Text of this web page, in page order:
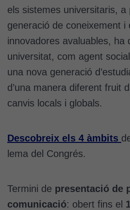
els sistemes universitaris, a
generació de coneixement i
innovadores avaluables, ha
universitat, com agent
una nova generació
d’una manera diferent fruit
canvis locals i globals.
Descobreix els 4 àmbits
lema del Congrés.
Termini de presentació de
comunicació: obert fins el